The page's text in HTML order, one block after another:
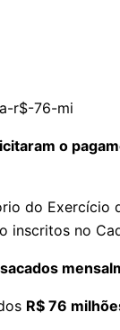
o
do
inscritos no
R$ 76